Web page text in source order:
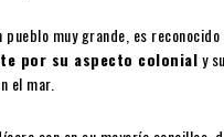
pueblo muy grande, es
por su aspecto colonialy
el mar.